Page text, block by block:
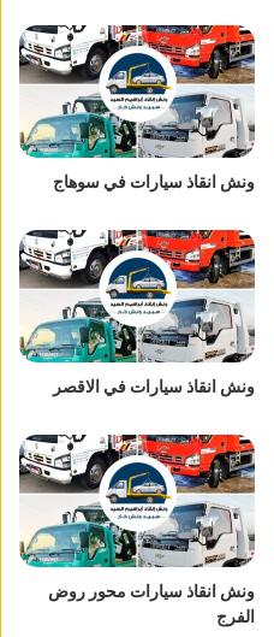
ونش انقاذ سيارات في سوهاج
ونش انقاذ سيارات في الاقصر
ونش انقاذ سيارات محور روض
الفرج